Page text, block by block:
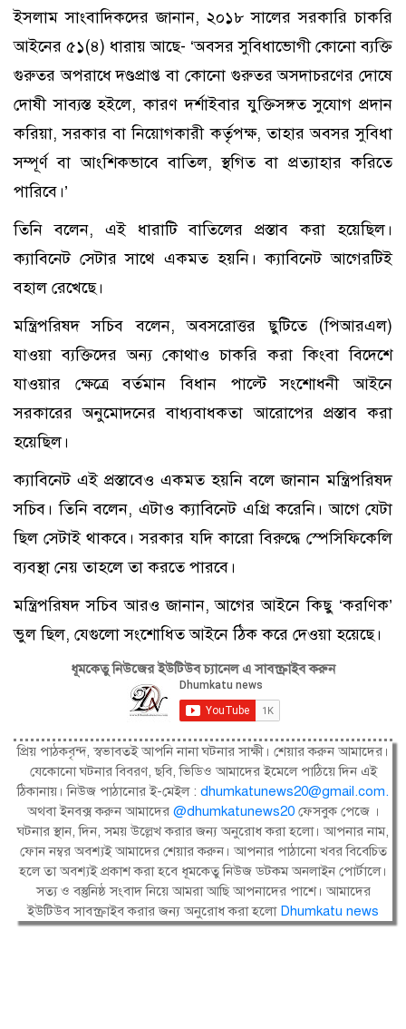
ইসলাম সাংবাদিকদের জানান, ২০১৮ সালের সরকারি চাকরি
আইনের ৫১(৪) ধারায় আছে- ‘অবসর সুবিধাভোগী কোনো ব্যক্তি
গুরুতর অপরাধে দণ্ডপ্রাপ্ত বা কোনো গুরুতর অসদাচরণের দোষে
দোষী সাব্যস্ত হইলে, কারণ দর্শাইবার যুক্তিসঙ্গত সুযোগ প্রদান
করিয়া, সরকার বা নিয়োগকারী কর্তৃপক্ষ, তাহার অবসর সুবিধা
সম্পূর্ণ বা আংশিকভাবে বাতিল, স্থগিত বা প্রত্যাহার করিতে
পারিবে।’
তিনি বলেন, এই ধারাটি বাতিলের প্রস্তাব করা হয়েছিল।
ক্যাবিনেট সেটার সাথে একমত হয়নি। ক্যাবিনেট আগেরটিই
বহাল রেখেছে।
মন্ত্রিপরিষদ সচিব বলেন, অবসরোত্তর ছুটিতে (পিআরএল)
যাওয়া ব্যক্তিদের অন্য কোথাও চাকরি করা কিংবা বিদেশে
যাওয়ার ক্ষেত্রে বর্তমান বিধান পাল্টে সংশোধনী আইনে
সরকারের অনুমোদনের বাধ্যবাধকতা আরোপের প্রস্তাব করা
হয়েছিল।
ক্যাবিনেট এই প্রস্তাবেও একমত হয়নি বলে জানান মন্ত্রিপরিষদ
সচিব। তিনি বলেন, এটাও ক্যাবিনেট এগ্রি করেনি। আগে যেটা
ছিল সেটাই থাকবে। সরকার যদি কারো বিরুদ্ধে স্পেসিফিকেলি
ব্যবস্থা নেয় তাহলে তা করতে পারবে।
মন্ত্রিপরিষদ সচিব আরও জানান, আগের আইনে কিছু ‘করণিক’
ভুল ছিল, যেগুলো সংশোধিত আইনে ঠিক করে দেওয়া হয়েছে।
ধূমকেতু নিউজের ইউটিউব চ্যানেল এ সাবস্ক্রাইব করুন
প্রিয় পাঠকবৃন্দ, স্বভাবতই আপনি নানা ঘটনার সাক্ষী। শেয়ার করুন আমাদের।
যেকোনো ঘটনার বিবরণ, ছবি, ভিডিও আমাদের ইমেলে পাঠিয়ে দিন এই
ঠিকানায়। নিউজ পাঠানোর ই-মেইল : dhumkatunews20@gmail.com.
অথবা ইনবক্স করুন আমাদের@dhumkatunews20 ফেসবুক পেজে ।
ঘটনার স্থান, দিন, সময় উল্লেখ করার জন্য অনুরোধ করা হলো। আপনার নাম,
ফোন নম্বর অবশ্যই আমাদের শেয়ার করুন। আপনার পাঠানো খবর বিবেচিত
হলে তা অবশ্যই প্রকাশ করা হবে ধূমকেতু নিউজ ডটকম অনলাইন পোর্টালে।
সত্য ও বস্তুনিষ্ঠ সংবাদ নিয়ে আমরা আছি আপনাদের পাশে। আমাদের
ইউটিউব সাবস্ক্রাইব করার জন্য অনুরোধ করা হলো Dhumkatu news